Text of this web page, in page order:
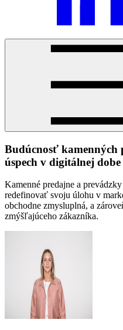
Budúcnosť kamenných
úspech v digitálnej dobe
Kamenné predajne a
redefinovať svoju úlohu v
obchodne zmysluplná, a
zmýšľajúceho zákazníka.